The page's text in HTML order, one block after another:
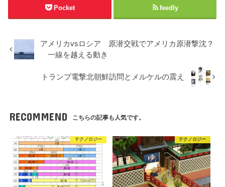
Pocket feedly
アメリカvsロシア 原潜交戦でアメリカ原潜撃沈？
一線を越える動き
トランプ電撃北朝鮮訪問とメルケルの震え
RECOMMEND こちらの記事も人気です。
テクノロジー テクノロジー